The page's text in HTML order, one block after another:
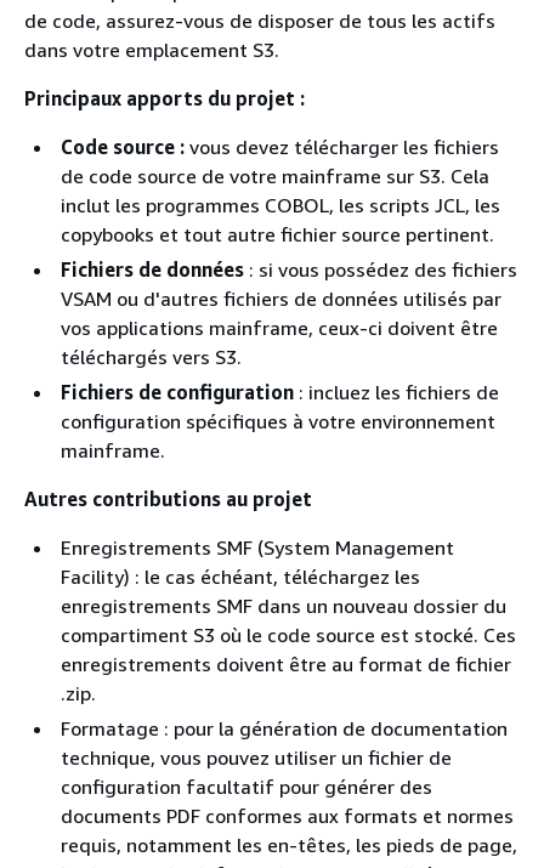
de code, assurez-vous de disposer de tous les actifs
dans votre emplacement S3.
Principaux apports du projet :
Code source : vous devez télécharger les fichiers
de code source de votre mainframe sur S3. Cela
inclut les programmes COBOL, les scripts JCL, les
copybooks et tout autre fichier source pertinent.
Fichiers de données : si vous possédez des fichiers
VSAM ou d'autres fichiers de données utilisés par
vos applications mainframe, ceux-ci doivent être
téléchargés vers S3.
Fichiers de configuration : incluez les fichiers de
configuration spécifiques à votre environnement
mainframe.
Autres contributions au projet
Enregistrements SMF (System Management
Facility) : le cas échéant, téléchargez les
enregistrements SMF dans un nouveau dossier du
compartiment S3 où le code source est stocké. Ces
enregistrements doivent être au format de fichier
.zip.
Formatage : pour la génération de documentation
technique, vous pouvez utiliser un fichier de
configuration facultatif pour générer des
documents PDF conformes aux formats et normes
requis, notamment les en-têtes, les pieds de page,